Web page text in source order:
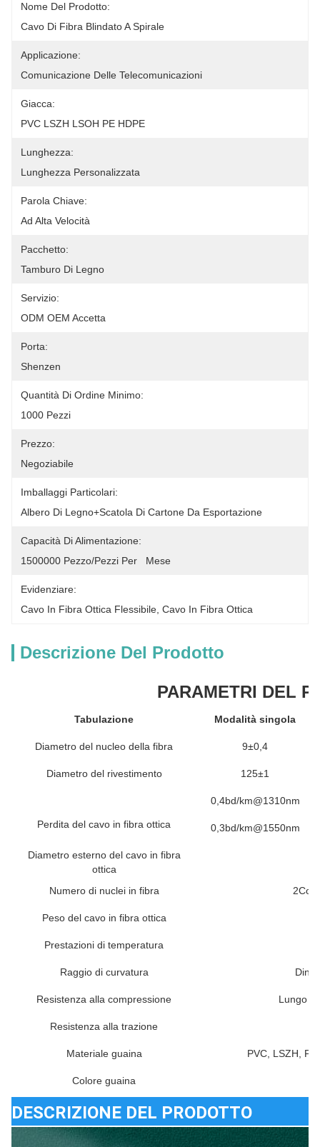
Nome Del Prodotto:
Cavo Di Fibra Blindato A Spirale
Applicazione:
Comunicazione Delle Telecomunicazioni
Giacca:
PVC LSZH LSOH PE HDPE
Lunghezza:
Lunghezza Personalizzata
Parola Chiave:
Ad Alta Velocità
Pacchetto:
Tamburo Di Legno
Servizio:
ODM OEM Accetta
Porta:
Shenzen
Quantità Di Ordine Minimo:
1000 Pezzi
Prezzo:
Negoziabile
Imballaggi Particolari:
Albero Di Legno+scatola Di Cartone Da Esportazione
Capacità Di Alimentazione:
1500000 Pezzo/pezzi Per   Mese
Evidenziare:
Cavo In Fibra Ottica Flessibile Cavo In Fibra Ottica
Descrizione Del Prodotto
PARAMETRI DEL
Tabulazione Modalità singola
Diametro del nucleo della fibra 9±0,4
Diametro del rivestimento 125±1
Perdita del cavo in fibra ottica
0,4bd/km@1310nm
0,3bd/km@1550nm
Diametro esterno del cavo in fibra
ottica
Numero di nuclei in fibra
Peso del cavo in fibra ottica
Prestazioni di temperatura
Raggio di curvatura
Resistenza alla compressione Lungo
Resistenza alla trazione
Materiale guaina PVC, LSZH,
Colore guaina
DESCRIZIONE DEL PRODOTTO